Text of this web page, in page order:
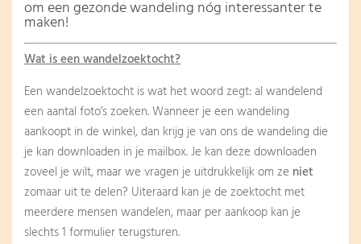
om een gezonde wandeling nóg interessanter te
maken!
Wat is een wandelzoektocht?
Een wandelzoektocht is wat het woord zegt: al wandelend
een aantal foto’s zoeken. Wanneer je een wandeling
aankoopt in de winkel, dan krijg je van ons de wandeling die
je kan downloaden in je mailbox. Je kan deze downloaden
zoveel je wilt, maar we vragen je uitdrukkelijk om ze niet
zomaar uit te delen? Uiteraard kan je de zoektocht met
meerdere mensen wandelen, maar per aankoop kan je
slechts 1 formulier terugsturen.